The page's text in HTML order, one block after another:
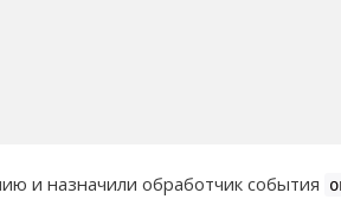
и назначили обработчик события